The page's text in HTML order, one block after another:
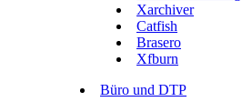
Xarchiver
Catfish
Brasero
Xfburn
Büro und DTP